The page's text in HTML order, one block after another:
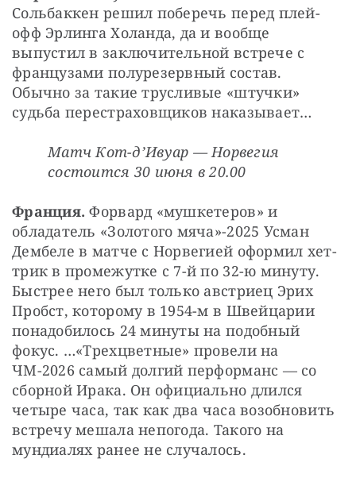
Сольбаккен решил поберечь перед плей-
офф Эрлинга Холанда, да и вообще
выпустил в заключительной встрече с
французами полурезервный состав.
Обычно за такие трусливые «штучки»
судьба перестраховщиков наказывает…
Матч Кот-д’Ивуар — Норвегия
состоится 30 июня в 20.00
Франция. Форвард «мушкетеров» и
обладатель «Золотого мяча»-2025 Усман
Дембеле в матче с Норвегией оформил хет-
трик в промежутке с 7-й по 32-ю минуту.
Быстрее него был только австриец Эрих
Пробст, которому в 1954-м в Швейцарии
понадобилось 24 минуты на подобный
фокус. …«Трехцветные» провели на
ЧМ-2026 самый долгий перформанс — со
сборной Ирака. Он официально длился
четыре часа, так как два часа возобновить
встречу мешала непогода. Такого на
мундиалях ранее не случалось.